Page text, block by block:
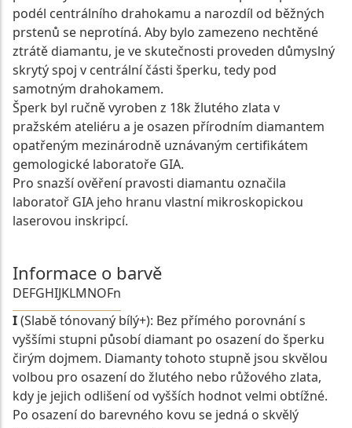
podél centrálního drahokamu a narozdíl od běžných
prstenů se neprotíná. Aby bylo zamezeno nechtěné
ztrátě diamantu, je ve skutečnosti proveden důmyslný
skrytý spoj v centrální části šperku, tedy pod
samotným drahokamem.
Šperk byl ručně vyroben z 18k žlutého zlata v
pražském ateliéru a je osazen přírodním diamantem
opatřeným mezinárodně uznávaným certifikátem
gemologické laboratoře GIA.
Pro snazší ověření pravosti diamantu označila
laboratoř GIA jeho hranu vlastní mikroskopickou
laserovou inskripcí.
Informace o barvě
DEFGHIJKLMNOFn
I(Slabě tónovaný bílý+): Bez přímého porovnání s
vyššími stupni působí diamant po osazení do šperku
čirým dojmem. Diamanty tohoto stupně jsou skvělou
volbou pro osazení do žlutého nebo růžového zlata,
kdy je jejich odlišení od vyšších hodnot velmi obtížné.
Po osazení do barevného kovu se jedná o skvělý